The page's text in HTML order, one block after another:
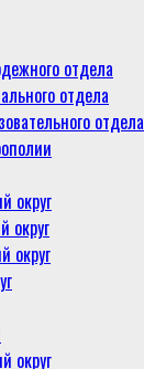
отдела
отдела
отдела
округ
округ
округ
округ